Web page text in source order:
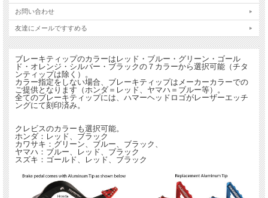
お問い合わせ
友達にメールですすめる
ブレーキティップのカラーはレッド・ブルー・グリーン・ゴール
ド・オレンジ・シルバー・ブラックの７カラーから選択可能（チタ
ンティップは除く）。
カラー指定をしない場合、ブレーキティップはメーカーカラーでの
ご提供となります（ホンダ＝レッド、ヤマハ＝ブルー等）。
全てのブレーキティップには、ハマーヘッドロゴがレーザーエッチ
ングにて刻印済み。
クレビスのカラーも選択可能。
ホンダ：レッド、ブラック
カワサキ：グリーン、ブルー、ブラック、
ヤマハ：ブルー、レッド、ブラック
スズキ：ゴールド、レッド、ブラック